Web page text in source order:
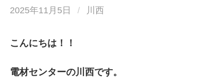
2025年11月5日 / 川西
こんにちは！！
電材センターの川西です。